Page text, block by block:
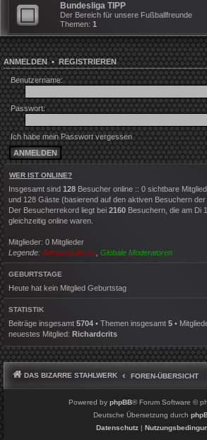
Bundesliga TIPP
Der Bereich für unsere Fußballfreunde
Themen: 1
ANMELDEN•REGISTRIEREN
Benutzername:
Passwort:
Ich habe mein Passwort vergessen
WER IST ONLINE?
Insgesamt sind 128 Besucher online :: 0 sichtbare
und 128 Gäste (basierend auf den aktiven Besuchern der
Der Besucherrekord liegt bei 2160 Besuchern, die am Di
gleichzeitig online waren.
Mitglieder: 0 Mitglieder
Legende: Administratoren Globale Moderatoren
GEBURTSTAGE
Heute hat kein Mitglied Geburtstag
STATISTIK
Beiträge insgesamt 5704 • Themen insgesamt 5 •
neuestes Mitglied: Richardcrits
DAS BIZARRE STAHLWERK FOREN-ÜBERSICHT
Powered by phpBB® Forum Software ©
Deutsche Übersetzung durch
Datenschutz|